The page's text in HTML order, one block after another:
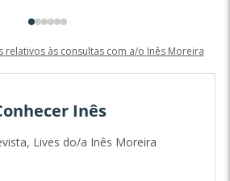
às consultas com a/o Inês Moreira
Inês
Lives do/a Inês Moreira